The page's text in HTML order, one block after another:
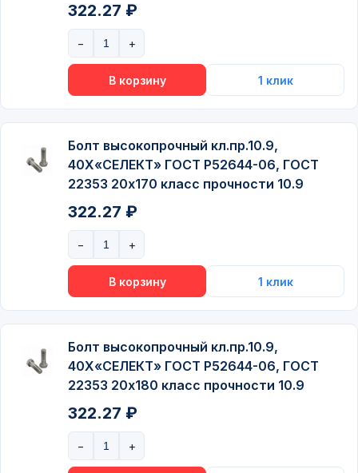
322.27 ₽
Болт высокопрочный кл.пр.10.9,
40Х«СЕЛЕКТ» ГОСТ P52644-06, ГОСТ
22353 20х170 класс прочности 10.9
322.27 ₽
Болт высокопрочный кл.пр.10.9,
40Х«СЕЛЕКТ» ГОСТ P52644-06, ГОСТ
22353 20х180 класс прочности 10.9
322.27 ₽